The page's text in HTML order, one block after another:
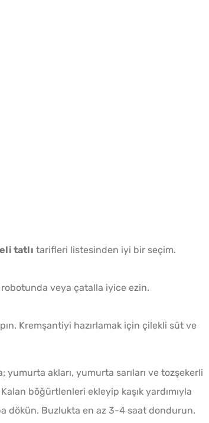
tatlı tarifleri listesinden iyi bir seçim.
veya çatalla iyice ezin.
Kremşantiyi hazırlamak için çilekli süt ve
akları, yumurta sarıları ve tozşekerli
böğürtlenleri ekleyip kaşık yardımıyla
dökün. Buzlukta en az 3-4 saat dondurun.